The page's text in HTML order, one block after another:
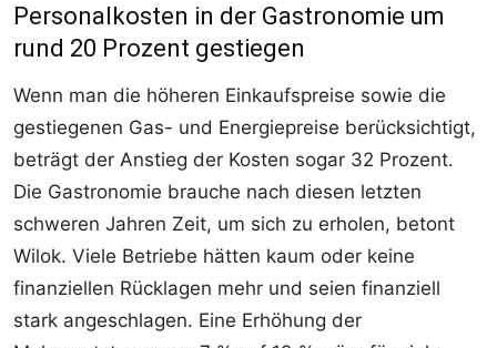
Personalkosten in der Gastronomie um
rund 20 Prozent gestiegen
Wenn man die höheren Einkaufspreise sowie die
gestiegenen Gas- und Energiepreise berücksichtigt,
beträgt der Anstieg der Kosten sogar 32 Prozent.
Die Gastronomie brauche nach diesen letzten
schweren Jahren Zeit, um sich zu erholen, betont
Wilok. Viele Betriebe hätten kaum oder keine
finanziellen Rücklagen mehr und seien finanziell
stark angeschlagen. Eine Erhöhung der